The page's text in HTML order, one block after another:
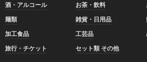
酒・アルコール
お茶・飲料
麺類
雑貨・日用品
加工食品
工芸品
旅行・チケット
セット類 その他